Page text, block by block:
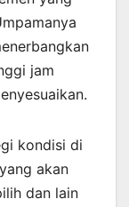
jam
kondisi di
akan
dan lain